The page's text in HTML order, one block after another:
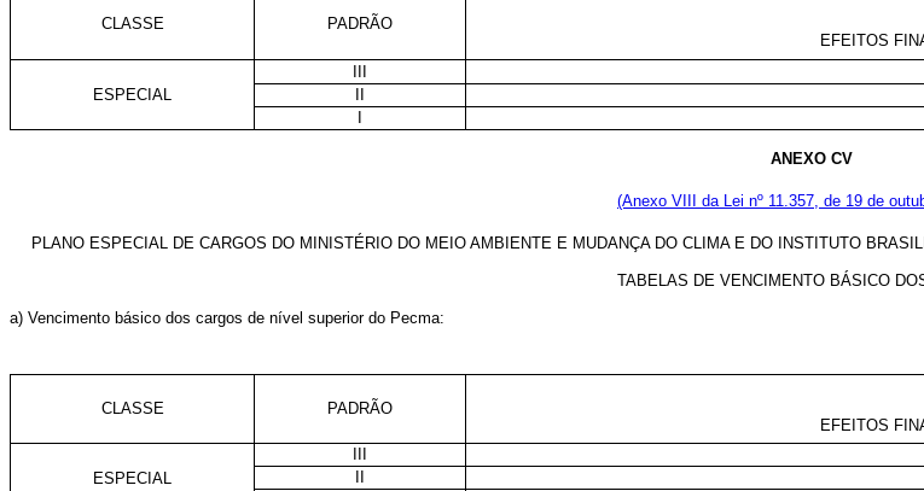
CLASSE PADRÃO
EFEITOS
ESPECIAL
ANEXO CV
(Anexo VIII da Lei nº 11.357, de 19 de
PLANO ESPECIAL DE CARGOS DO MINISTÉRIO DO MEIO AMBIENTE E MUDANÇA DO CLIMA E DO INSTITUTO
TABELAS DE VENCIMENTO BÁSICO
a) Vencimento básico dos cargos de nível superior do Pecma:
CLASSE PADRÃO
EFEITOS
ESPECIAL